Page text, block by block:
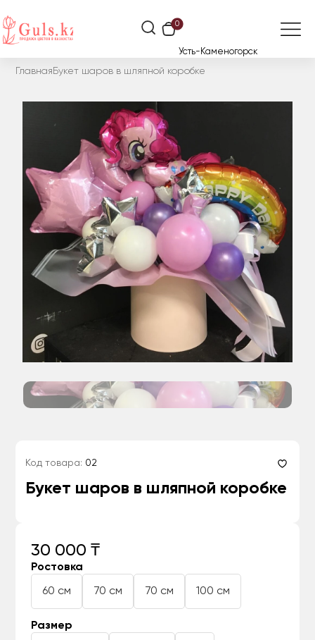
0
Усть-Каменогорск
Главная Букет шаров в шляпной коробке
Код товара: 02
Букет шаров в шляпной коробке
30 000 ₸
Ростовка
60 см 70 см 70 см 100 см
Размер